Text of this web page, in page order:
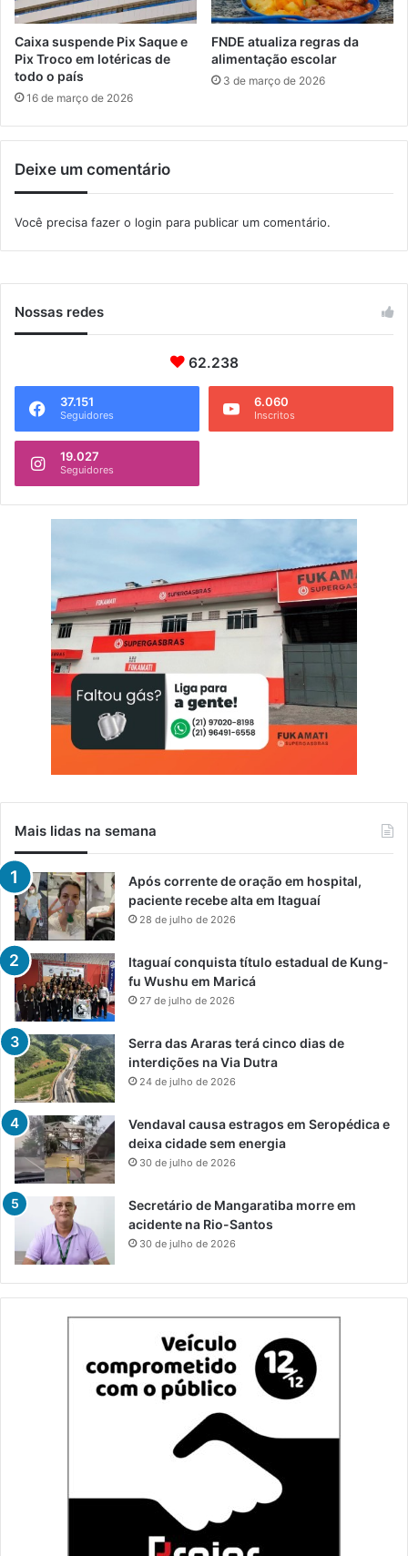
r
c
o
M
e
r
p
o
i
n
Caixa suspende Pix Saque e
Pix Troco em lotéricas de
todo o país
16 de março de 2026
FNDE atualiza regras da
alimentação escolar
3 de março de 2026
Deixe um comentário
Você precisa fazer o login para publicar um comentário.
Nossas redes
62.238
37.151
Seguidores
6.060
Inscritos
19.027
Seguidores
Mais lidas na semana
Após corrente de oração em hospital,
paciente recebe alta em Itaguaí
28 de julho de 2026
Itaguaí conquista título estadual de Kung-
fu Wushu em Maricá
27 de julho de 2026
Serra das Araras terá cinco dias de
interdições na Via Dutra
24 de julho de 2026
Vendaval causa estragos em Seropédica e
deixa cidade sem energia
30 de julho de 2026
Secretário de Mangaratiba morre em
acidente na Rio-Santos
30 de julho de 2026